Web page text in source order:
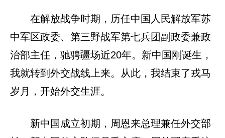
在解放战争时期，历任中国人民解放军苏
中军区政委、第三野战军第七兵团副政委兼政
治部主任，驰骋疆场近20年。新中国刚诞生，
我就转到外交战线上来。从此，我结束了戎马
岁月，开始外交生涯。
新中国成立初期，周恩来总理兼任外交部